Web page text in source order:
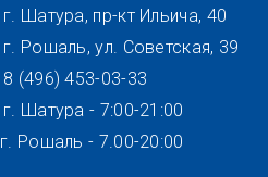
Перейти
г. Шатура, пр-кт Ильича, 40
г. Рошаль, ул. Советская, 39
8 (496) 453-03-33
г. Шатура - 7:00-21:00
г. Рошаль - 7.00-20:00